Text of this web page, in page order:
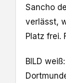
Sancho
verlässt,
Platz frei.
BILD